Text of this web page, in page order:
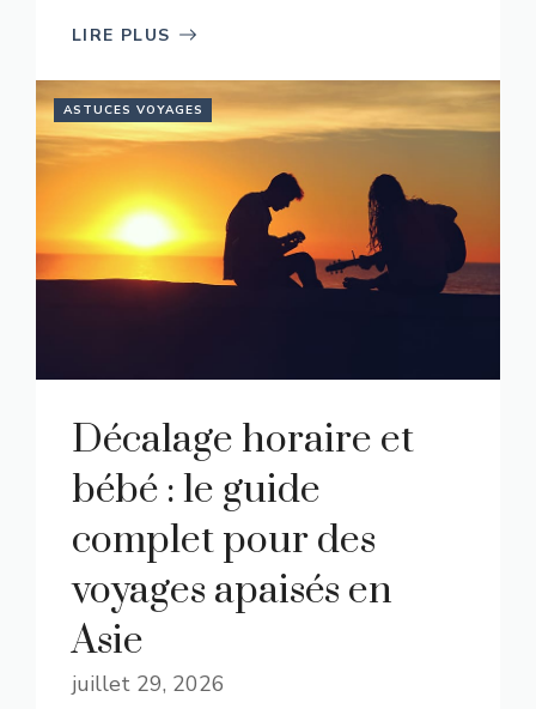
LIRE PLUS
ASTUCES VOYAGES
Décalage horaire et
bébé : le guide
complet pour des
voyages apaisés en
Asie
juillet 29, 2026